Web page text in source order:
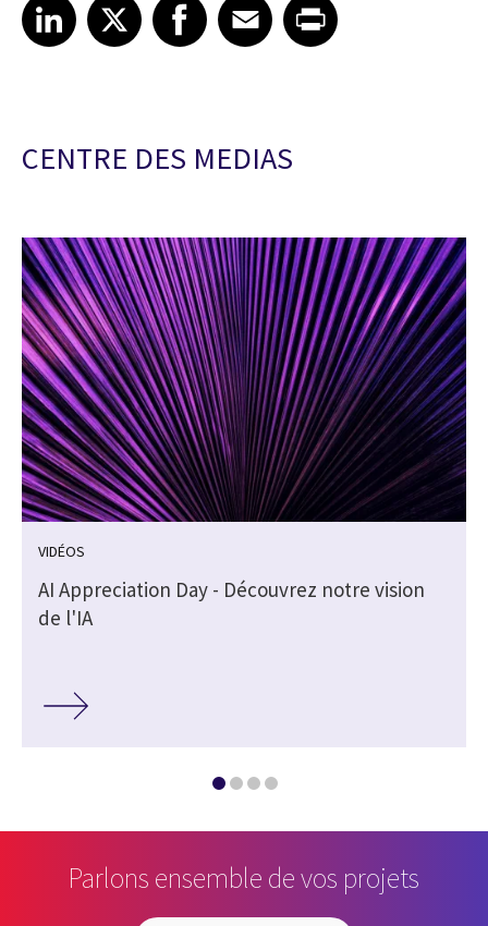
Share article on LinkedIn
LinkedIn
Share article on XShare article on Facebook
Facebook
Share article on Email
EmailShare article on Print
CENTRE DES MEDIAS
VIDÉOS
AI Appreciation Day - Découvrez notre vision
de l'IA
Parlons ensemble de vos projets